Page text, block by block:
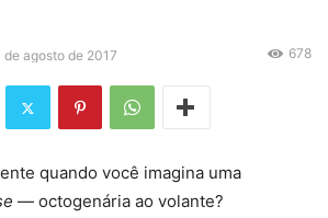
de agosto de 2017 678
quando você imagina uma
— octogenária ao volante?